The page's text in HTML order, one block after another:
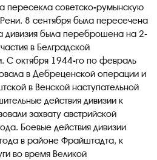
пересекла советско-румынскую
8 сентября была пересечена
дивизия была переброшена на 2-
в Белградской
С октября 1944-го по февраль
в Дебреценской операции и
в Венской наступательной
действия дивизии к
захвату австрийской
Боевые действия дивизии
в районе Фрайштадта, к
во время Великой